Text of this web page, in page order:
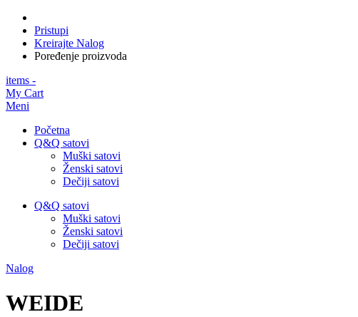
Pristupi
Kreirajte Nalog
Poređenje proizvoda
items -
My Cart
Meni
Početna
Q&Q satovi
Muški satovi
Ženski satovi
Dečiji satovi
Q&Q satovi
Muški satovi
Ženski satovi
Dečiji satovi
Nalog
WEIDE